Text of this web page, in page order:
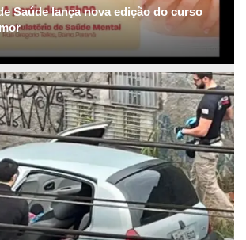
Saúde lança nova edição do curso